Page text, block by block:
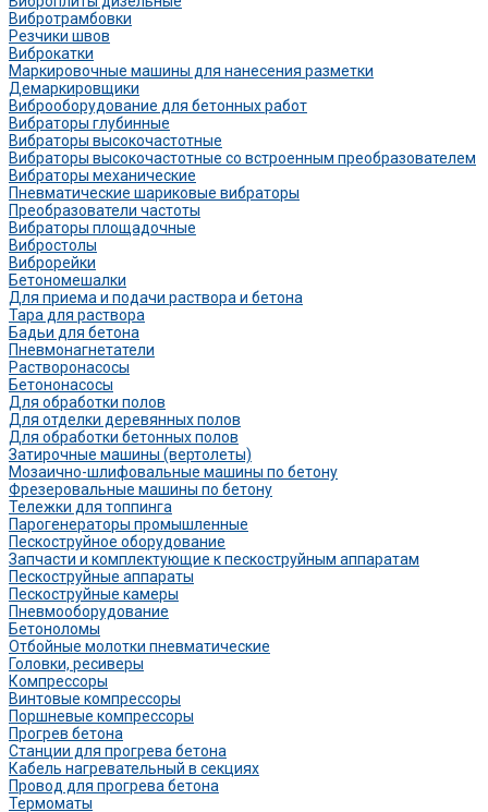
Вибротрамбовки
Резчики швов
Виброкатки
Маркировочные машины для нанесения разметки
Демаркировщики
Виброоборудование для бетонных работ
Вибраторы глубинные
Вибраторы высокочастотные
Вибраторы высокочастотные со встроенным преобразователем
Вибраторы механические
Пневматические шариковые вибраторы
Преобразователи частоты
Вибраторы площадочные
Вибростолы
Виброрейки
Бетономешалки
Для приема и подачи раствора и бетона
Тара для раствора
Бадьи для бетона
Пневмонагнетатели
Растворонасосы
Бетононасосы
Для обработки полов
Для отделки деревянных полов
Для обработки бетонных полов
Затирочные машины (вертолеты)
Мозаично-шлифовальные машины по бетону
Фрезеровальные машины по бетону
Тележки для топпинга
Парогенераторы промышленные
Пескоструйное оборудование
Запчасти и комплектующие к пескоструйным аппаратам
Пескоструйные аппараты
Пескоструйные камеры
Пневмооборудование
Бетоноломы
Отбойные молотки пневматические
Головки, ресиверы
Компрессоры
Винтовые компрессоры
Поршневые компрессоры
Прогрев бетона
Станции для прогрева бетона
Кабель нагревательный в секциях
Провод для прогрева бетона
Термоматы